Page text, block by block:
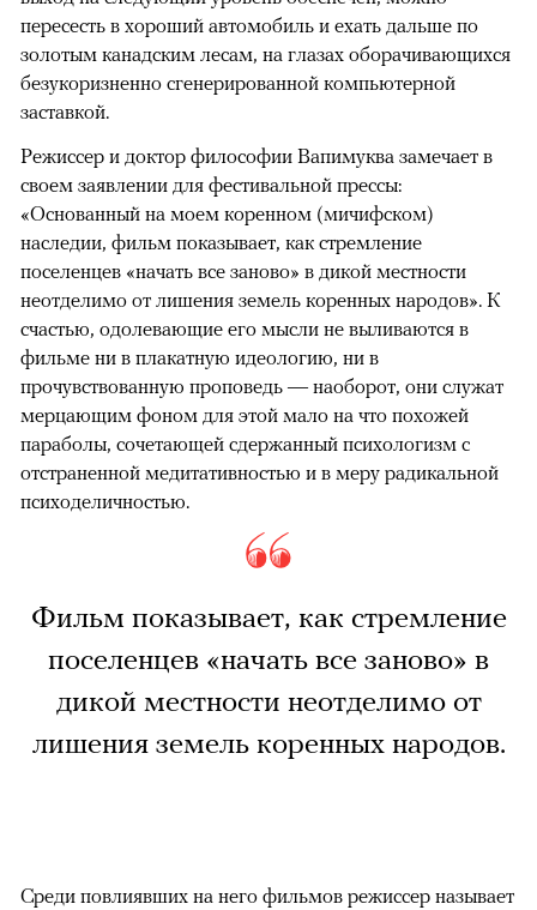
пересесть в хороший автомобиль и ехать дальше по
золотым канадским лесам, на глазах оборачивающихся
безукоризненно сгенерированной компьютерной
заставкой.
Режиссер и доктор философии Вапимуква замечает в
своем заявлении для фестивальной прессы:
«Основанный на моем коренном (мичифском)
наследии, фильм показывает, как стремление
поселенцев «начать все заново» в дикой местности
неотделимо от лишения земель коренных народов». К
счастью, одолевающие его мысли не выливаются в
фильме ни в плакатную идеологию, ни в
прочувствованную проповедь — наоборот, они служат
мерцающим фоном для этой мало на что похожей
параболы, сочетающей сдержанный психологизм с
отстраненной медитативностью и в меру радикальной
психоделичностью.
Фильм показывает, как стремление
поселенцев «начать все заново» в
дикой местности неотделимо от
лишения земель коренных народов.
Среди повлиявших на него фильмов режиссер называет